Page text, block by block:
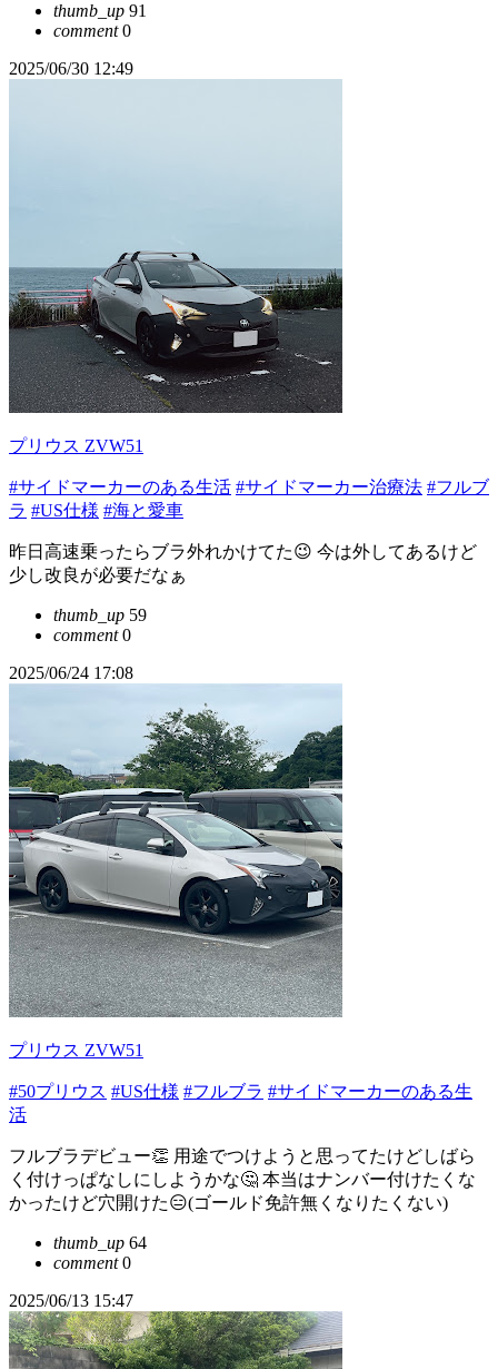
thumb_up 91
comment0
2025/06/30 12:49
プリウス ZVW51
#サイドマーカーのある生活 #サイドマーカー治療法 #フルブ
ラ #US仕様 #海と愛車
昨日高速乗ったらブラ外れかけてた😉 今は外してあるけど
少し改良が必要だなぁ
thumb_up 59
comment0
2025/06/24 17:08
プリウス ZVW51
#50プリウス #US仕様 #フルブラ #サイドマーカーのある生
活
フルブラデビュー👏 用途でつけようと思ってたけどしばら
く付けっぱなしにしようかな🤔 本当はナンバー付けたくな
かったけど穴開けた😑(ゴールド免許無くなりたくない)
thumb_up 64
comment0
2025/06/13 15:47